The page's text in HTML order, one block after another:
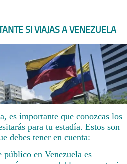
SI VIAJAS A VENEZUELA
es importante que conozcas los
para tu estadía. Estos son
debes tener en cuenta:
público en Venezuela es